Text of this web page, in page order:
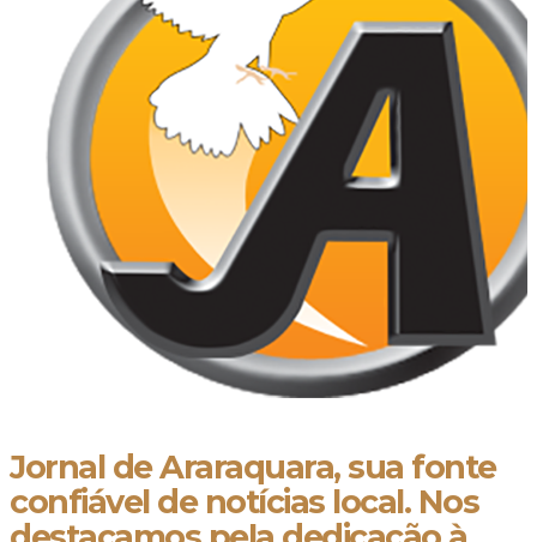
Jornal de Araraquara, sua fonte
confiável de notícias local. Nos